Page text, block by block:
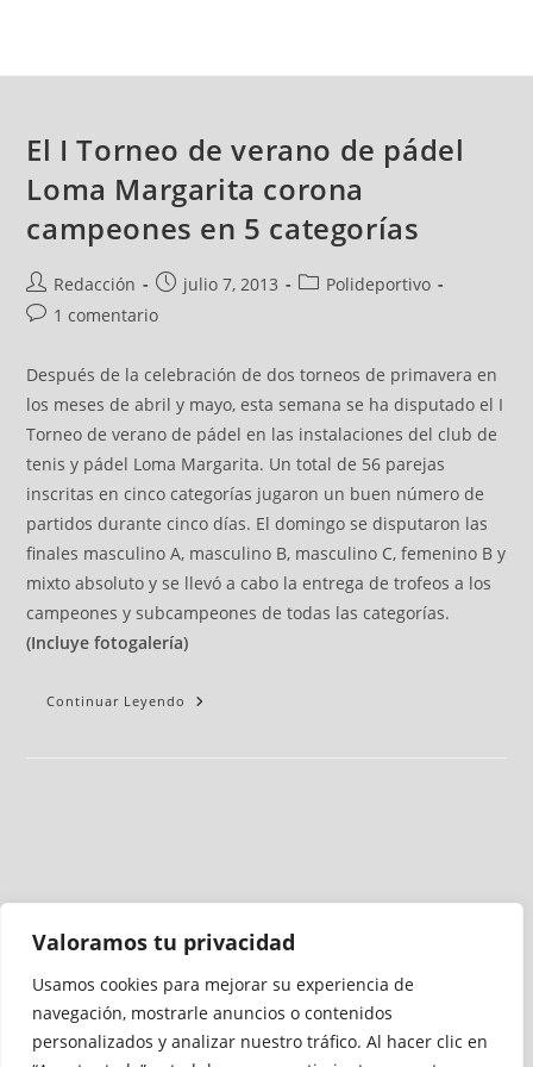
Valoramos tu privacidad
Usamos cookies para mejorar su experiencia de
navegación, mostrarle anuncios o contenidos
personalizados y analizar nuestro tráfico. Al hacer clic en
El I Torneo de verano de pádel
Loma Margarita corona
campeones en 5 categorías
Redacción julio 7, 2013
Polideportivo
1 comentario
Después de la celebración de dos torneos de primavera en
los meses de abril y mayo, esta semana se ha disputado el I
Torneo de verano de pádel en las instalaciones del club de
tenis y pádel Loma Margarita. Un total de 56 parejas
inscritas en cinco categorías jugaron un buen número de
partidos durante cinco días. El domingo se disputaron las
finales masculino A, masculino B, masculino C, femenino B y
mixto absoluto y se llevó a cabo la entrega de trofeos a los
campeones y subcampeones de todas las categorías.
(Incluye fotogalería)
Continuar Leyendo
Medio auditado por